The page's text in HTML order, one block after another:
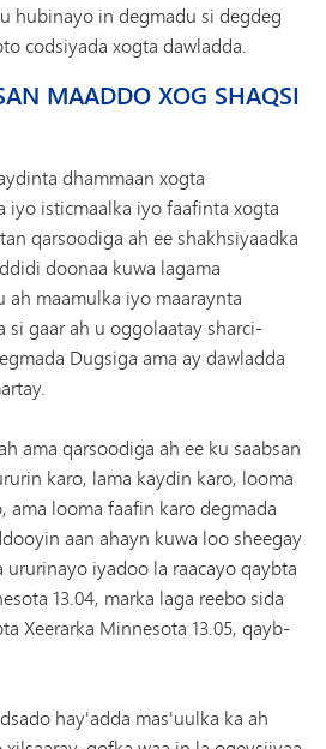
hubinayo in degmadu si degdeg
codsiyada xogta dawladda.
MAADDO XOG SHAQSI
dhammaan xogta
iyo isticmaalka iyo faafinta xogta
qarsoodiga ah ee shakhsiyaadka
doonaa kuwa lagama
ah maamulka iyo maaraynta
si gaar ah u oggolaatay sharci-
Dugsiga ama ay dawladda
ama qarsoodiga ah ee ku saabsan
karo, lama kaydin karo, looma
ama looma faafin karo degmada
aan ahayn kuwa loo sheegay
iyadoo la raacayo qaybta
13.04, marka laga reebo sida
Xeerarka Minnesota 13.05, qayb-
hay'adda mas'uulka ka ah